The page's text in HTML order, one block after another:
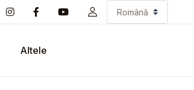
Altele